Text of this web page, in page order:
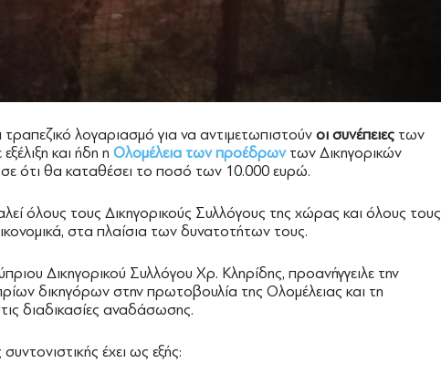
τραπεζικό λογαριασμό για να αντιμετωπιστούν οι συνέπειες των
και ήδη η Ολομέλεια των προέδρωντων Δικηγορικών
ότι θα καταθέσει το ποσό των 10.000 ευρώ.
όλους τους Δικηγορικούς Συλλόγους της χώρας και όλους τους
στα πλαίσια των δυνατοτήτων τους.
Δικηγορικού Συλλόγου Χρ. Κληρίδης, προανήγγειλε την
δικηγόρων στην πρωτοβουλία της Ολομέλειας και τη
διαδικασίες αναδάσωσης.
έχει ως εξής: